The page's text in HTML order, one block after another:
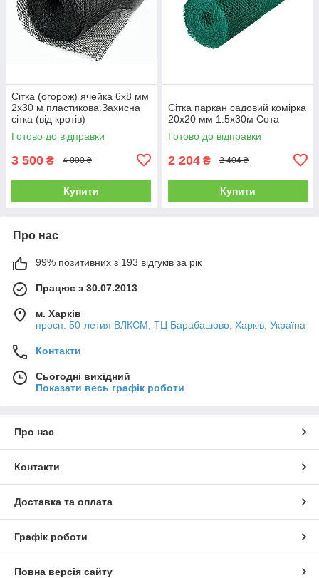
Сітка (огорож) ячейка 6х8 мм
2х30 м пластикова.Захисна
сітка (від кротів)
Готово до відправки
3 500 ₴ 4 000 ₴
Купити
Сітка паркан садовий комірка
20х20 мм 1.5х30м Сота
Готово до відправки
2 204 ₴ 2 404 ₴
Купити
Про нас
99% позитивних з 193 відгуків за рік
Працює з 30.07.2013
м. Харків
просп. 50-летия ВЛКСМ, ТЦ Барабашово, Харків, Україна
Контакти
Сьогодні вихідний
Показати весь графік роботи
Про нас
Контакти
Доставка та оплата
Графік роботи
Повна версія сайту